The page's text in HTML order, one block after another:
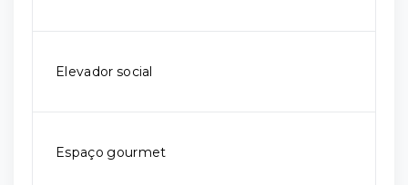
Elevador social
Espaço gourmet